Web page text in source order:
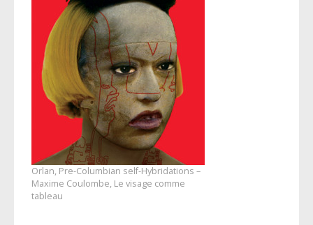
Orlan, Pre-Columbian self-Hybridations –
Maxime Coulombe, Le visage comme
tableau